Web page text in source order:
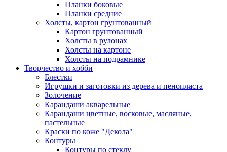
Планки боковые
Планки средние
Холсты, картон грунтованный
Картон грунтованный
Холсты в рулонах
Холсты на картоне
Холсты на подрамнике
Творчество и хобби
Блестки
Игрушки и заготовки из дерева и пенопласта
Золочение
Карандаши акварельные
Карандаши цветные, восковые, масляные,
пастельные
Краски по коже "Декола"
Контуры
Контуры по стеклу